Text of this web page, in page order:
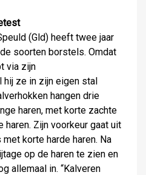
(Gld) heeft twee jaar
soorten borstels. Omdat
via zijn
ze in zijn eigen stal
hangen drie
haren, met korte zachte
haren. Zijn voorkeur gaat uit
korte harde haren. Na
op de haren te zien en
allemaal in. “Kalveren